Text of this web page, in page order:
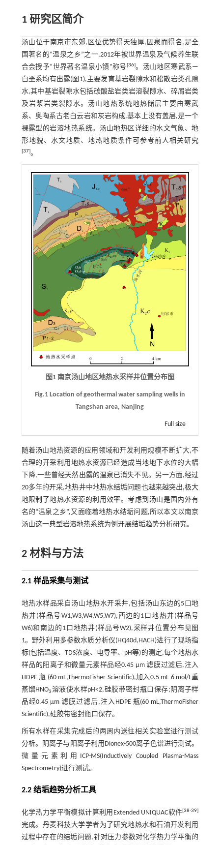
1 研究区简介
汤山位于南京市东郊,区位优势得天独厚,因泉而得名,是全
国著名的“温泉之乡”之一,2012年被世界温泉及气候养生联
合会授予“世界著名温泉小镇”称号 [36]。汤山地区寒武系—
白垩系均有出露(图1),主要发育基岩裂隙水和松散岩类孔隙
水,其中基岩裂隙水包括碳酸盐岩类岩溶裂隙水、碎屑岩类
及岩浆岩类裂隙水。汤山地热系统地热储层主要由寒武
系、奥陶系古老白云岩和灰岩构成,基本上没有盖层,是一个
裸露型的岩溶地热系统。汤山地热区详细的水文气象、地
形地貌、水文地质、地热地质条件可参考前人相关研究
[37]。
图1 南京汤山地区地热水采样井位置分布图
Fig.1 Location of geothermal water sampling wells in
Tangshan area, Nanjing
Full size
随着汤山地热资源的应用领域和开发利用规模不断扩大,不
合理的开采利用地热水资源已经造成当地地下水位的大幅
下降,一些曾经天然出露的温泉已消失不见。另一方面,经过
20多年的开采,地热井中地热水结垢问题也越来越突出,极大
地限制了地热水资源的利用效率。考虑到汤山是国内外有
名的“温泉之乡”,又面临着地热水结垢问题,所以本文以南京
汤山这一典型岩溶地热系统为例开展结垢趋势分析研究。
2 材料与方法
2.1 样品采集与测试
地热水样品采自汤山地热水开采井,包括汤山东边的5口地
热井(样品号W1,W3,W4,W5,W7),西边的1口地热井(样品号
W6)和南边的1口地热井(样品号W2),采样井位置分布见图
1。野外利用多参数水质分析仪(HQ40d,HACH)进行了现场指
标(包括温度、TDS浓度、电导率、pH等)的测定,每个地热水
样品的阳离子和微量元素样品经0.45 μm 滤膜过滤后,注入
HDPE 瓶 (60 mL,ThermoFisher Scientific),加入0.5 mL 6 mol/L重
蒸馏HNO3溶液使水样pH<2,硅胶带密封瓶口保存;阴离子样
品经0.45 μm 滤膜过滤后,注入HDPE 瓶(60 mL,ThermoFisher
Scientific),硅胶带密封瓶口保存。
所有水样在采集完成后的两周内送往相关实验室进行测试
分析。阴离子与阳离子利用Dionex-500离子色谱进行测试。
微量元素利用ICP-MS(Inductively Coupled Plasma-Mass
Spectrometry)进行测试。
2.2 结垢趋势分析工具
化学热力学平衡模拟计算利用Extended UNIQUAC软件[38-39]
完成。丹麦科技大学学者为了研究地热水和石油开发利用
过程中存在的结垢问题,针对压力参数对化学热力学平衡的